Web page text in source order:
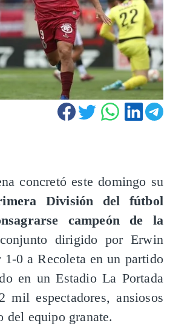
concretó este domingo su
División del fútbol
campeón de la
dirigido por Erwin
0 a Recoleta en un partido
en un Estadio La Portada
mil espectadores, ansiosos
del equipo granate.